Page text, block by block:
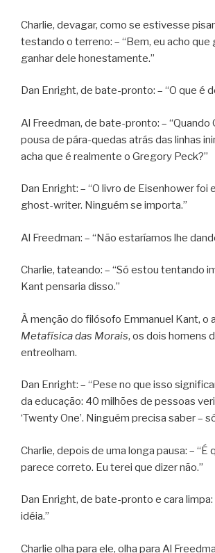
Charlie, devagar, como se estivesse
testando o terreno: – “Bem, eu acho que
ganhar dele honestamente.”
Dan Enright, de bate-pronto: – “O que é
Al Freedman, de bate-pronto: – “Quando
pousa de pára-quedas atrás das linhas
acha que é realmente o Gregory Peck?”
Dan Enright: – “O livro de Eisenhower foi
ghost-writer. Ninguém se importa.”
Al Freedman: – “Não estaríamos lhe
Charlie, tateando: – “Só estou tentando
Kant pensaria disso.”
À menção do filósofo Emmanuel Kant, o
Metafísica das Morais, os dois homens
entreolham.
Dan Enright: – “Pese no que isso
da educação: 40 milhões de pessoas
‘Twenty One’. Ninguém precisa saber –
Charlie, depois de uma longa pausa: – “É
parece correto. Eu terei que dizer não.”
Dan Enright, de bate-pronto e cara limpa:
idéia.”
Charlie olha para ele, olha para Al